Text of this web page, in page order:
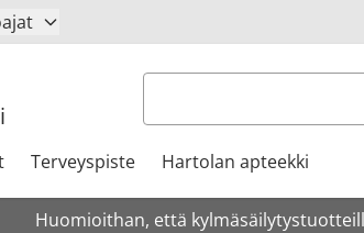
Haku
Terveyspiste Hartolan apteekki
Huomioithan, että